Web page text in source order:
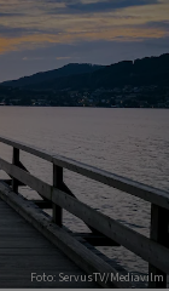
Foto: ServusTV/Mediavilm